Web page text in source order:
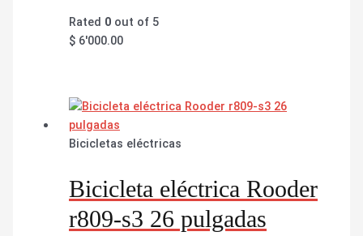
Rated 0 out of 5
$ 6'000.00
Bicicletas eléctricas
Bicicleta eléctrica Rooder
r809-s3 26 pulgadas